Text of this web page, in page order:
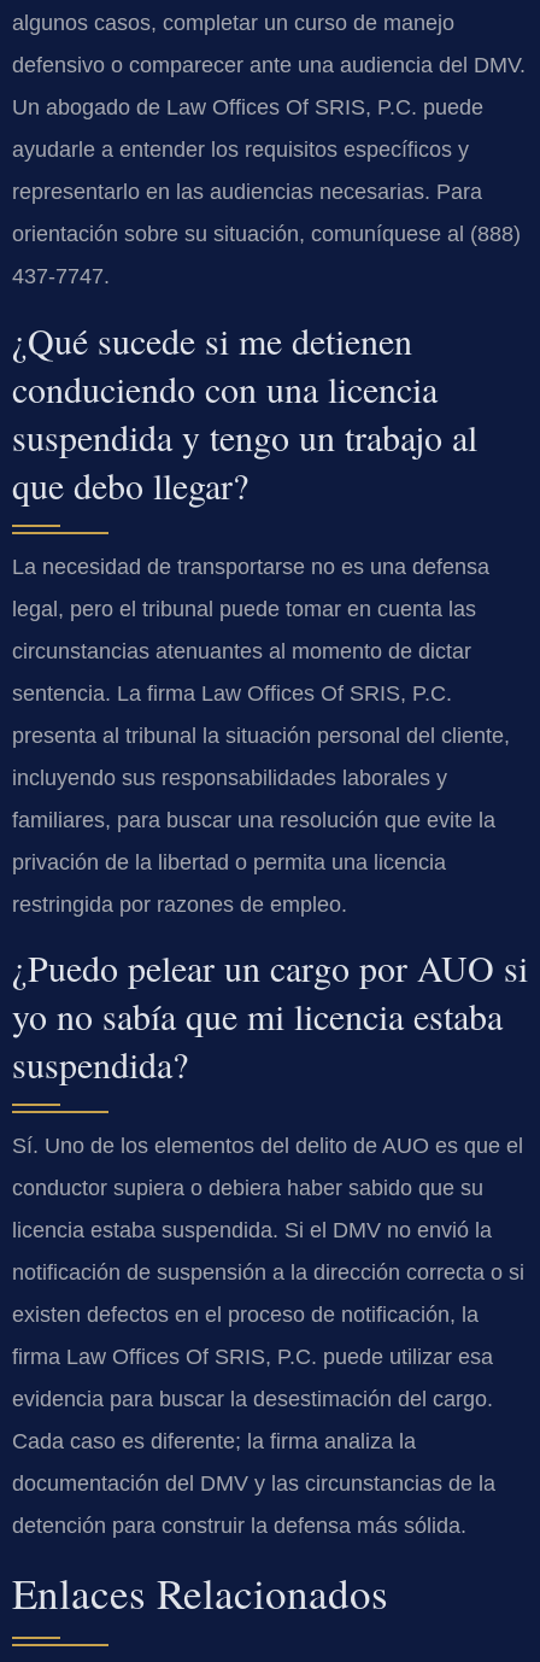
algunos casos, completar un curso de manejo
defensivo o comparecer ante una audiencia del DMV.
Un abogado de Law Offices Of SRIS, P.C. puede
ayudarle a entender los requisitos específicos y
representarlo en las audiencias necesarias. Para
orientación sobre su situación, comuníquese al (888)
437-7747.
¿Qué sucede si me detienen
conduciendo con una licencia
suspendida y tengo un trabajo al
que debo llegar?
La necesidad de transportarse no es una defensa
legal, pero el tribunal puede tomar en cuenta las
circunstancias atenuantes al momento de dictar
sentencia. La firma Law Offices Of SRIS, P.C.
presenta al tribunal la situación personal del cliente,
incluyendo sus responsabilidades laborales y
familiares, para buscar una resolución que evite la
privación de la libertad o permita una licencia
restringida por razones de empleo.
¿Puedo pelear un cargo por AUO si
yo no sabía que mi licencia estaba
suspendida?
Sí. Uno de los elementos del delito de AUO es que el
conductor supiera o debiera haber sabido que su
licencia estaba suspendida. Si el DMV no envió la
notificación de suspensión a la dirección correcta o si
existen defectos en el proceso de notificación, la
firma Law Offices Of SRIS, P.C. puede utilizar esa
evidencia para buscar la desestimación del cargo.
Cada caso es diferente; la firma analiza la
documentación del DMV y las circunstancias de la
detención para construir la defensa más sólida.
Enlaces Relacionados